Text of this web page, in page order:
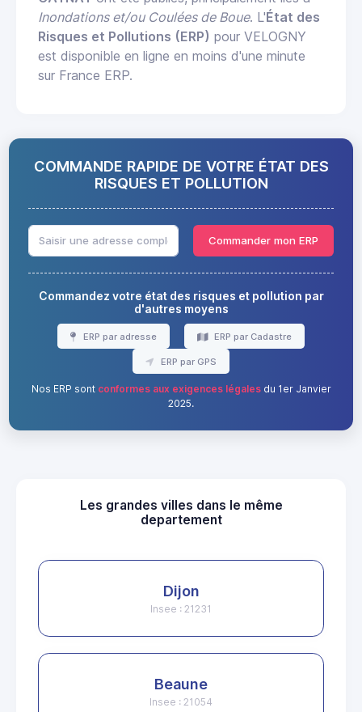
Inondations et/ou Coulées de Boue. L'État des
Risques et Pollutions (ERP) pour VELOGNY
est disponible en ligne en moins d'une minute
sur France ERP.
COMMANDE RAPIDE DE VOTRE ÉTAT DES
RISQUES ET POLLUTION
Commander mon ERP
Commandez votre état des risques et pollution par
d'autres moyens
ERP par adresse ERP par Cadastre
ERP par GPS
Nos ERP sont conformes aux exigences légalesdu 1er Janvier
2025.
Les grandes villes dans le même
departement
Dijon
Insee : 21231
Beaune
Insee : 21054